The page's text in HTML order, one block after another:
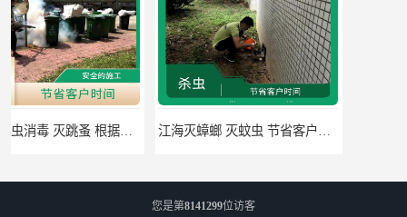
江海灭蟑螂 灭蚊虫 节省客户时间
您是第8141299位访客